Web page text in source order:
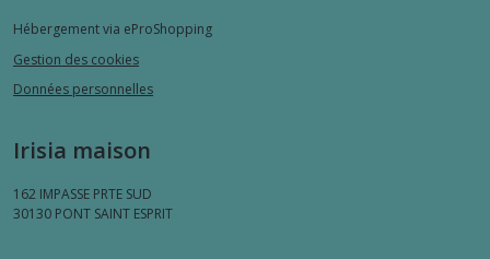
Hébergement via eProShopping
Gestion des cookies
Données personnelles
Irisia maison
162 IMPASSE PRTE SUD
30130 PONT SAINT ESPRIT